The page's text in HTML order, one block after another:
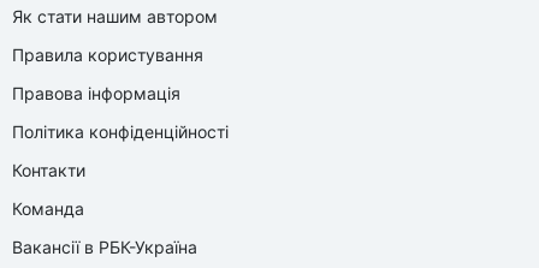
Як стати нашим автором
Правила користування
Правова інформація
Політика конфіденційності
Контакти
Команда
Вакансії в РБК-Україна